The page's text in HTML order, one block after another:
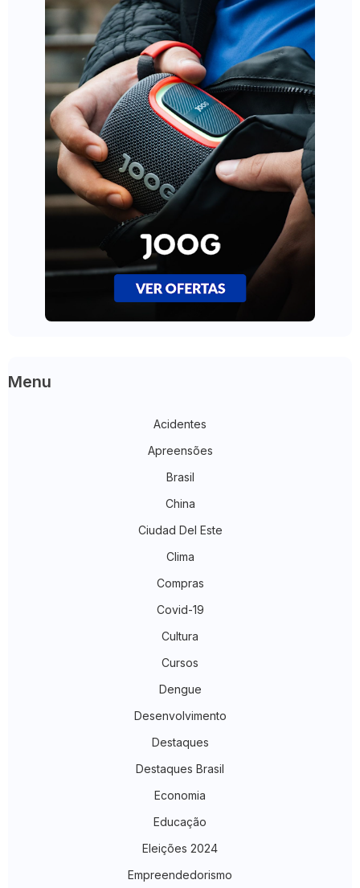
Menu
Acidentes
Apreensões
Brasil
China
Ciudad Del Este
Clima
Compras
Covid-19
Cultura
Cursos
Dengue
Desenvolvimento
Destaques
Destaques Brasil
Economia
Educação
Eleições 2024
Empreendedorismo